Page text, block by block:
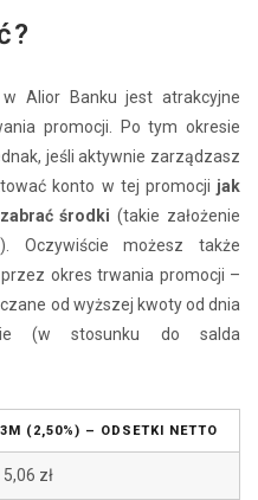
w Alior Banku jest atrakcyjne
promocji. Po tym okresie
jeśli aktywnie zarządzasz
konto w tej promocji jak
środki (takie założenie
Oczywiście możesz także
okres trwania promocji –
od wyższej kwoty od dnia
(w stosunku do salda
3M (2,50%) – ODSETKI NETTO
5,06 zł